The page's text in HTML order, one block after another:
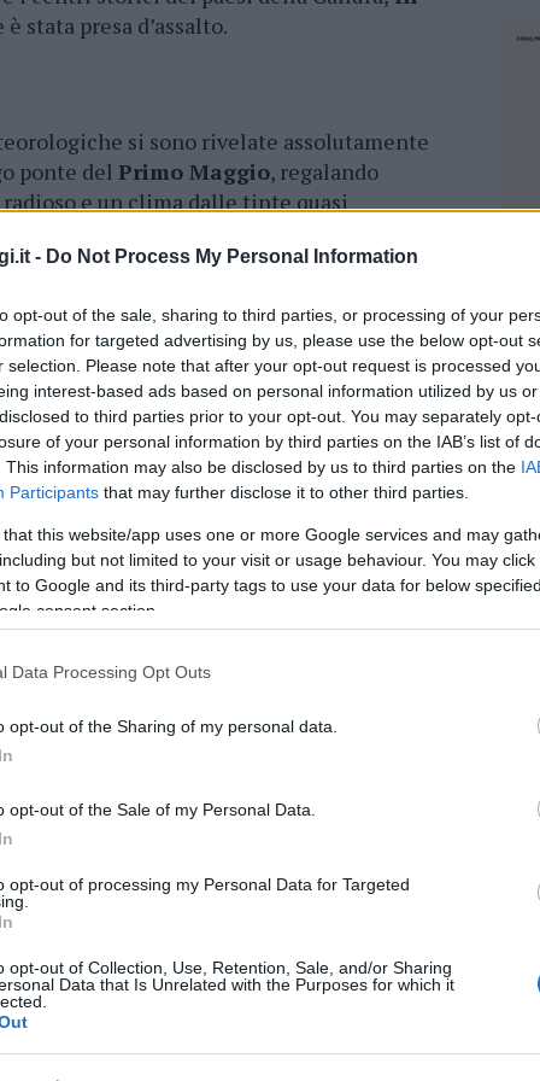
- Do Not Process My Personal Information
opt-out of the sale, sharing to third parties, or processing of your
for targeted advertising by us, please use the below opt-out
selection. Please note that after your opt-out request is processed
interest-based ads based on personal information utilized by us
to third parties prior to your opt-out. You may separately
of your personal information by third parties on the IAB’s list of
This information may also be disclosed by us to third parties on the
Participants that may further disclose it to other third parties.
that this website/app uses one or more Google services and may
but not limited to your visit or usage behaviour. You may
to Google and its third-party tags to use your data for below
consent section.
Data Processing Opt Outs
opt-out of the Sharing of my personal data.
opt-out of the Sale of my Personal Data.
opt-out of processing my Personal Data for Targeted
opt-out of Collection, Use, Retention, Sale, and/or Sharing
Data that Is Unrelated with the Purposes for which it
è stata presa d’assalto.
si sono rivelate assolutamente
ponte del Primo Maggio, regalando
e un clima dalle tinte quasi
in costante ascesa, ha toccato punte
per chi desiderava concedersi qualche
mite ha spinto molti residenti e
parte è stata l’occasione perfetta per la
hanno esitato a sfidare l’acqua ancora
stagione.
è stata la quasi totale assenza di
coste sarde. Anche nella giornata del25
solo da una bava di vento; una brezza
la sensazione di avvolgente tepore,
godersi i pranzi al sacco e le passeggiate
attesa.
spiagge, ma ha coinvolto animatamente
24 aprile, infatti, a Olbia hanno
l’area in un polo d’attrazione che ha
ai più giovani e alle famiglie
park hanno aggiunto un tocco di vivacità
ottimismo.
la quiete rigenerante delle coste, in tutta la
assaggio di una stagione estiva che
mesi di grande intensità.